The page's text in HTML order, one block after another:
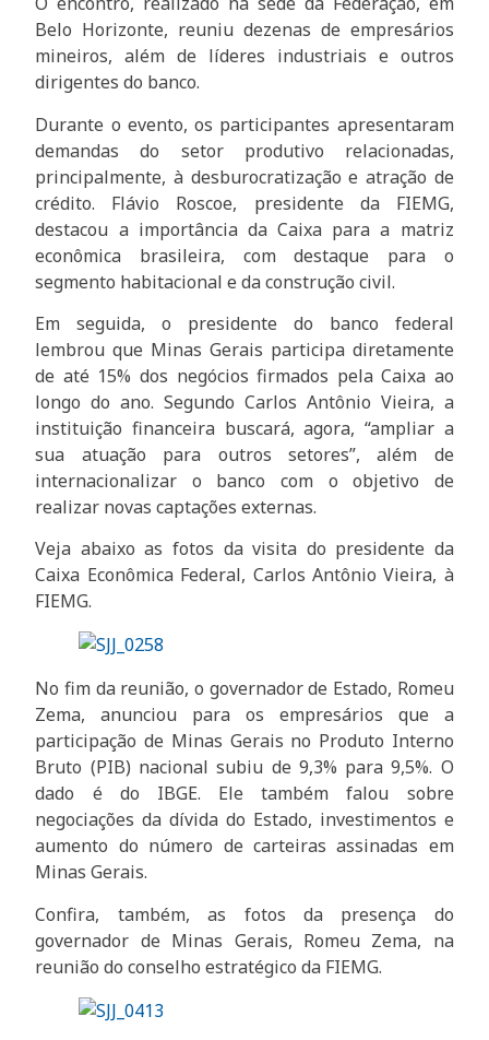
Belo Horizonte, reuniu dezenas de empresários
mineiros, além de líderes industriais e outros
dirigentes do banco.
Durante o evento, os participantes apresentaram
demandas do setor produtivo relacionadas,
principalmente, à desburocratização e atração de
crédito. Flávio Roscoe, presidente da FIEMG,
destacou a importância da Caixa para a matriz
econômica brasileira, com destaque para o
segmento habitacional e da construção civil.
Em seguida, o presidente do banco federal
lembrou que Minas Gerais participa diretamente
de até 15% dos negócios firmados pela Caixa ao
longo do ano. Segundo Carlos Antônio Vieira, a
instituição financeira buscará, agora, “ampliar a
sua atuação para outros setores”, além de
internacionalizar o banco com o objetivo de
realizar novas captações externas.
Veja abaixo as fotos da visita do presidente da
Caixa Econômica Federal, Carlos Antônio Vieira, à
FIEMG.
No fim da reunião, o governador de Estado, Romeu
Zema, anunciou para os empresários que a
participação de Minas Gerais no Produto Interno
Bruto (PIB) nacional subiu de 9,3% para 9,5%. O
dado é do IBGE. Ele também falou sobre
negociações da dívida do Estado, investimentos e
aumento do número de carteiras assinadas em
Minas Gerais.
Confira, também, as fotos da presença do
governador de Minas Gerais, Romeu Zema, na
reunião do conselho estratégico da FIEMG.